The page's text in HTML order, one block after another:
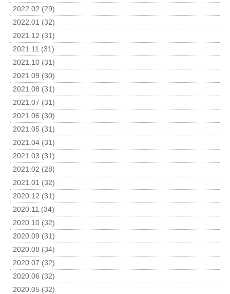
2022.02 (29)
2022.01 (32)
2021.12 (31)
2021.11 (31)
2021.10 (31)
2021.09 (30)
2021.08 (31)
2021.07 (31)
2021.06 (30)
2021.05 (31)
2021.04 (31)
2021.03 (31)
2021.02 (28)
2021.01 (32)
2020.12 (31)
2020.11 (34)
2020.10 (32)
2020.09 (31)
2020.08 (34)
2020.07 (32)
2020.06 (32)
2020.05 (32)